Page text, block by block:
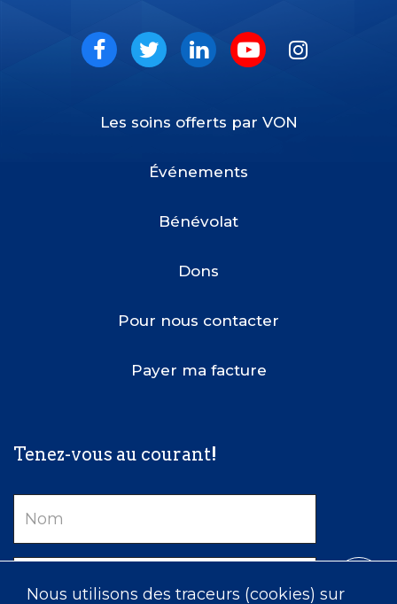
Nous utilisons des traceurs (cookies) sur
Social
Les soins offerts par VON
Événements
Bénévolat
Dons
Pour nous contacter
Payer ma facture
Tenez-vous au courant!
Nom